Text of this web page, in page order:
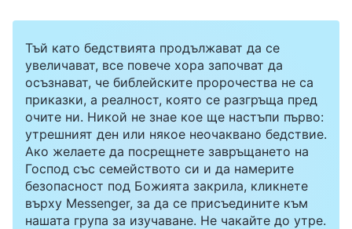
Тъй като бедствията продължават да се
увеличават, все повече хора започват да
осъзнават, че библейските пророчества не са
приказки, а реалност, която се разгръща пред
очите ни. Никой не знае кое ще настъпи първо:
утрешният ден или някое неочаквано бедствие.
Ако желаете да посрещнете завръщането на
Господ със семейството си и да намерите
безопасност под Божията закрила, кликнете
върху Messenger, за да се присъедините към
нашата група за изучаване. Не чакайте до утре.